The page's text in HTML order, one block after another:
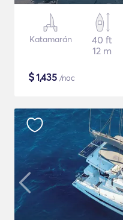
Katamarán
40 ft
12 m
$1,435 /noc